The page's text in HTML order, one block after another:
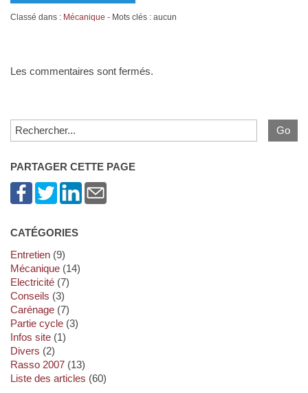
Classé dans : Mécanique - Mots clés : aucun
Les commentaires sont fermés.
PARTAGER CETTE PAGE
CATÉGORIES
Entretien(9)
Mécanique(14)
Electricité(7)
Conseils (3)
Carénage(7)
Partie cycle(3)
Infos site(1)
Divers (2)
Rasso 2007(13)
Liste des articles (60)